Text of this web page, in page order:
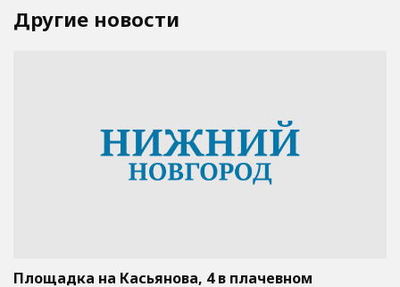
Другие новости
Площадка на Касьянова, 4 в плачевном